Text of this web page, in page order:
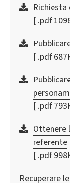
Richiesta
[ .pdf
[ .pdf
personam
[ .pdf
Ottenere
referente
[ .pdf
Recuperare